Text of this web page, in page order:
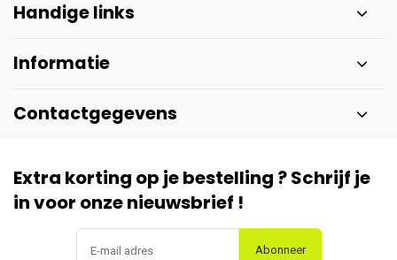
Handige links
Informatie
Contactgegevens
Extra korting op je bestelling ? Schrijf je
in voor onze nieuwsbrief !
Abonneer